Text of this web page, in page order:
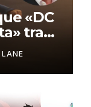
«DC
tras